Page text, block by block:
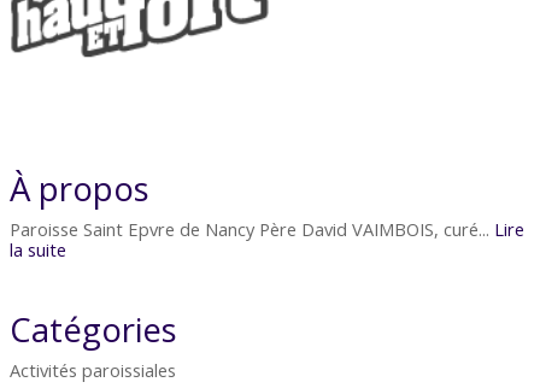
À propos
Paroisse Saint Epvre de Nancy Père David VAIMBOIS, curé... Lire
la suite
Catégories
Activités paroissiales